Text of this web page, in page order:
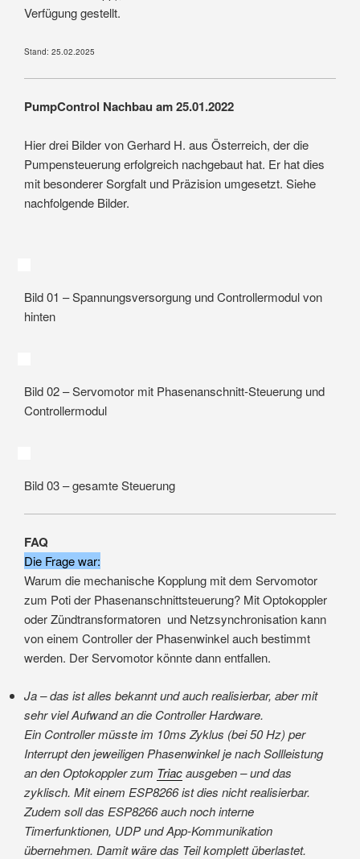
Verfügung gestellt.
Stand: 25.02.2025
PumpControl Nachbau am 25.01.2022
Hier drei Bilder von Gerhard H. aus Österreich, der die
Pumpensteuerung erfolgreich nachgebaut hat. Er hat dies
mit besonderer Sorgfalt und Präzision umgesetzt. Siehe
nachfolgende Bilder.
Bild 01 – Spannungsversorgung und Controllermodul von
hinten
Bild 02 – Servomotor mit Phasenanschnitt-Steuerung und
Controllermodul
Bild 03 – gesamte Steuerung
FAQ
Die Frage war:
Warum die mechanische Kopplung mit dem Servomotor
zum Poti der Phasenanschnittsteuerung? Mit Optokoppler
oder Zündtransformatoren und Netzsynchronisation kann
von einem Controller der Phasenwinkel auch bestimmt
werden. Der Servomotor könnte dann entfallen.
Ja – das ist alles bekannt und auch realisierbar, aber mit
sehr viel Aufwand an die Controller Hardware.
Ein Controller müsste im 10ms Zyklus (bei 50 Hz) per
Interrupt den jeweiligen Phasenwinkel je nach Sollleistung
an den Optokoppler zum Triacausgeben – und das
zyklisch. Mit einem ESP8266 ist dies nicht realisierbar.
Zudem soll das ESP8266 auch noch interne
Timerfunktionen, UDP und App-Kommunikation
übernehmen. Damit wäre das Teil komplett überlastet.